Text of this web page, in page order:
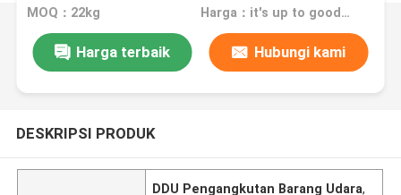
MOQ：22kg Harga：it's up to goods' weight
Harga terbaik Hubungi kami
DESKRIPSI PRODUK
DDU Pengangkutan Barang Udara,